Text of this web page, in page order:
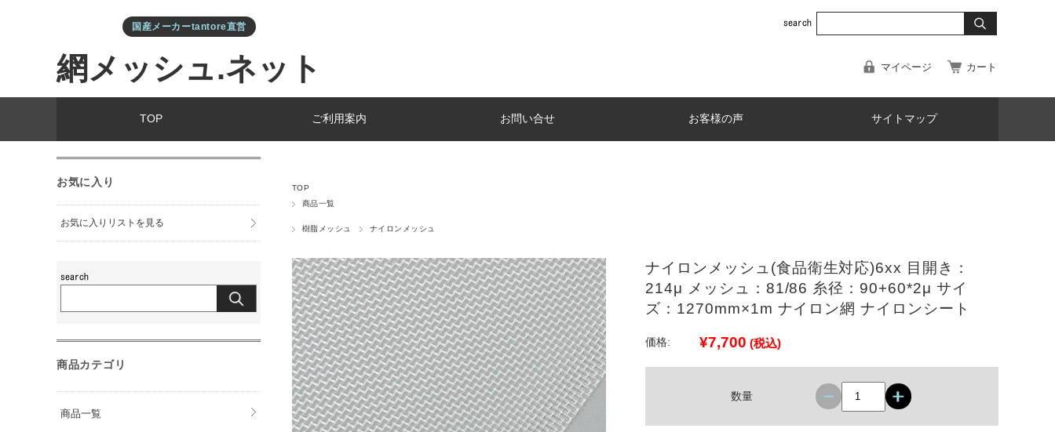
網メッシュ.ネット
国産メーカーtantore直営
マイページ カート
TOP ご利用案内 お問い合せ お客様の声 サイトマップ
TOP
商品一覧
樹脂メッシュ ナイロンメッシュ
ナイロンメッシュ(食品衛生対応)6xx 目開き：
214μ メッシュ：81/86 糸径：90+60*2μ サイ
ズ：1270mm×1m ナイロン網 ナイロンシート
価格: ¥7,700 (税込)
数量
お気に入り
お気に入りリストを見る
商品カテゴリ
商品一覧